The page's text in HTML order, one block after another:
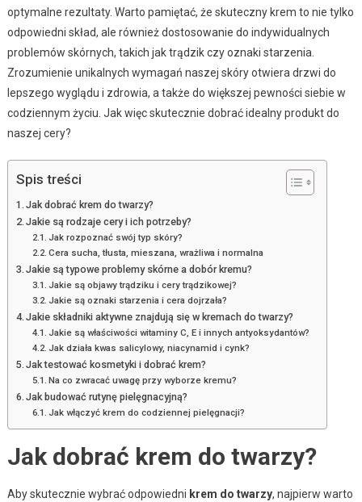
optymalne rezultaty. Warto pamiętać, że skuteczny krem to nie tylko
odpowiedni skład, ale również dostosowanie do indywidualnych
problemów skórnych, takich jak trądzik czy oznaki starzenia.
Zrozumienie unikalnych wymagań naszej skóry otwiera drzwi do
lepszego wyglądu i zdrowia, a także do większej pewności siebie w
codziennym życiu. Jak więc skutecznie dobrać idealny produkt do
naszej cery?
Spis treści
Jak dobrać krem do twarzy?
Jakie są rodzaje cery i ich potrzeby?
Jak rozpoznać swój typ skóry?
Cera sucha, tłusta, mieszana, wrażliwa i normalna
Jakie są typowe problemy skórne a dobór kremu?
Jakie są objawy trądziku i cery trądzikowej?
Jakie są oznaki starzenia i cera dojrzała?
Jakie składniki aktywne znajdują się w kremach do twarzy?
Jakie są właściwości witaminy C, E i innych antyoksydantów?
Jak działa kwas salicylowy, niacynamid i cynk?
Jak testować kosmetyki i dobrać krem?
Na co zwracać uwagę przy wyborze kremu?
Jak budować rutynę pielęgnacyjną?
Jak włączyć krem do codziennej pielęgnacji?
Jak dobrać krem do twarzy?
Aby skutecznie wybrać odpowiedni krem do twarzy, najpierw warto